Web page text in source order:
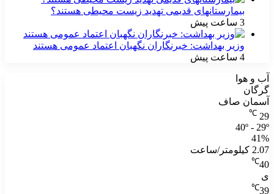
بیمارستانهای قدیمی تهدید زیست محیطی هستند؟
3 ساعت پیش
وزیر بهداشت: خبرنگاران نگهبان اعتماد عمومی هستند
4 ساعت پیش
آب و هوا
گرگان
آسمان صاف
29
℃
40º - 29º
41%
2.07 کیلومتر/ساعت
40
℃
ی
39
℃